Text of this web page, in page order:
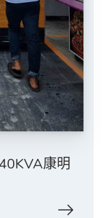
康明